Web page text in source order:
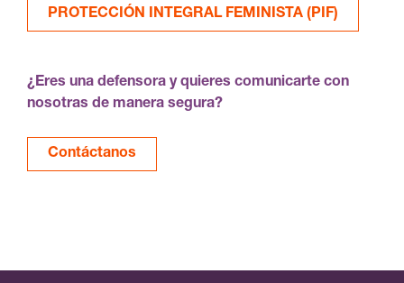
PROTECCIÓN INTEGRAL FEMINISTA (PIF)
¿Eres una defensora y quieres comunicarte con
nosotras de manera segura?
Contáctanos